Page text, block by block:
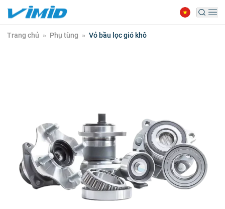
Trang chủ » Phụ tùng » Vỏ bầu lọc gió khô